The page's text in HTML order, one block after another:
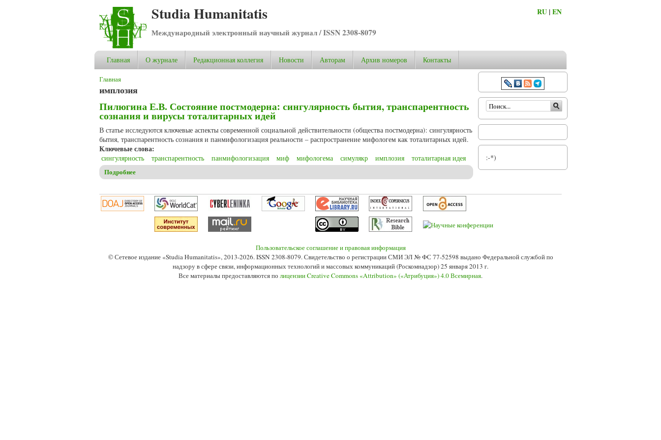
Studia Humanitatis
Международный электронный научный журнал / ISSN 2308-8079
RU |EN
Главная О журнале Редакционная коллегия Новости Авторам Архив номеров Контакты
Вы здесь
Главная
имплозия
Пилюгина Е.В. Состояние постмодерна: сингулярность бытия, транспарентность
сознания и вирусы тоталитарных идей
В статье исследуются ключевые аспекты современной социальной действительности (общества постмодерна): сингулярность
бытия, транспарентность сознания и панмифологизация реальности – распространение мифологем как тоталитарных идей.
Ключевые слова:
сингулярность транспарентность панмифологизация миф мифологема симулякр имплозия тоталитарная идея
Подробнее о Пилюгина Е.В. Состояние постмодерна: сингулярность бытия, транспарентность сознания и вирусы тоталитарных идей
Форма поиска
:-*)
Пользовательское соглашение и правовая информация
© Сетевое издание «Studia Humanitatis», 2013-2026. ISSN 2308-8079. Свидетельство о регистрации СМИ ЭЛ № ФС 77-52598 выдано Федеральной службой по
надзору в сфере связи, информационных технологий и массовых коммуникаций (Роскомнадзор) 25 января 2013 г.
Все материалы предоставляются по лицензии Creative Commons «Attribution» («Атрибуция») 4.0 Всемирная.